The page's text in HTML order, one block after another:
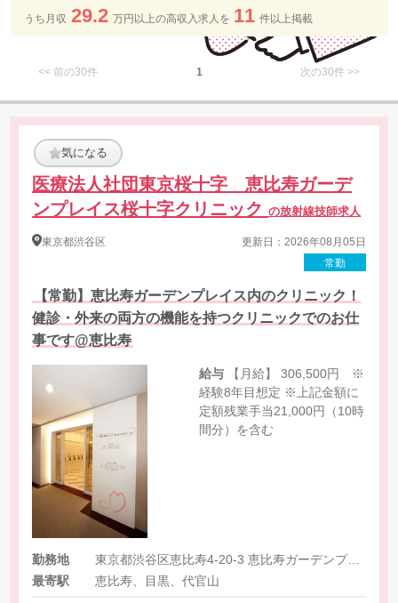
うち月収 29.2 万円以上の​高収入求人を​ 11 件以上​掲載
<< 前の30件 1 次の30件 >>
気になる
医療法人社団東京桜十字 恵比寿ガーデ
ンプレイス桜十字クリニックの放射線技師求人
東京都渋谷区
更新日：2026年08月05日
常勤
【常勤】恵比寿ガーデンプレイス内のクリニック！
健診・外来の両方の機能を持つクリニックでのお仕
事です@恵比寿
給与
経験8年目想定 ※上記金額に
定額残業手当21,000円（10時
間分）を含む
勤務地
東京都渋谷区恵比寿4-20-3 恵比寿ガーデンプレイスタワー3F
最寄駅
恵比寿、目黒、代官山